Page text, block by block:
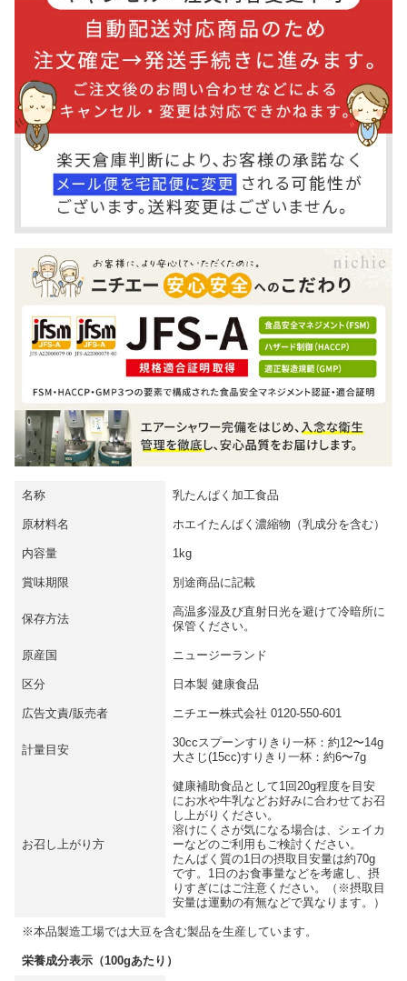
名称 乳たんぱく加工食品
原材料名 ホエイたんぱく濃縮物（乳成分を含む）
内容量 1kg
賞味期限 別途商品に記載
保存方法
高温多湿及び直射日光を避けて冷暗所に
保管ください。
原産国 ニュージーランド
区分 日本製 健康食品
広告文責/販売者 ニチエー株式会社 0120-550-601
計量目安
30ccスプーンすりきり一杯：約12〜14g
大さじ(15cc)すりきり一杯：約6〜7g
お召し上がり方
健康補助食品として1回20g程度を目安
にお水や牛乳などお好みに合わせてお召
し上がりください。
溶けにくさが気になる場合は、シェイカ
ーなどのご利用もご検討ください。
たんぱく質の1日の摂取目安量は約70g
です。1日のお食事量などを考慮し、摂
りすぎにはご注意ください。（※摂取目
安量は運動の有無などで異なります。）
※本品製造工場では大豆を含む製品を生産しています。
栄養成分表示（100gあたり）